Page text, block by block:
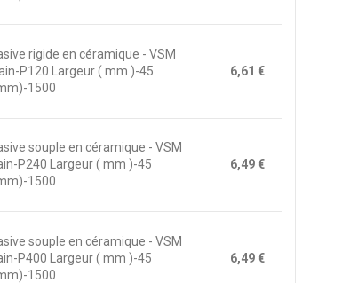
rigide en céramique - VSM
P120 Largeur ( mm )-45
1500
6,61 €
souple en céramique - VSM
P240 Largeur ( mm )-45
1500
6,49 €
souple en céramique - VSM
P400 Largeur ( mm )-45
1500
6,49 €